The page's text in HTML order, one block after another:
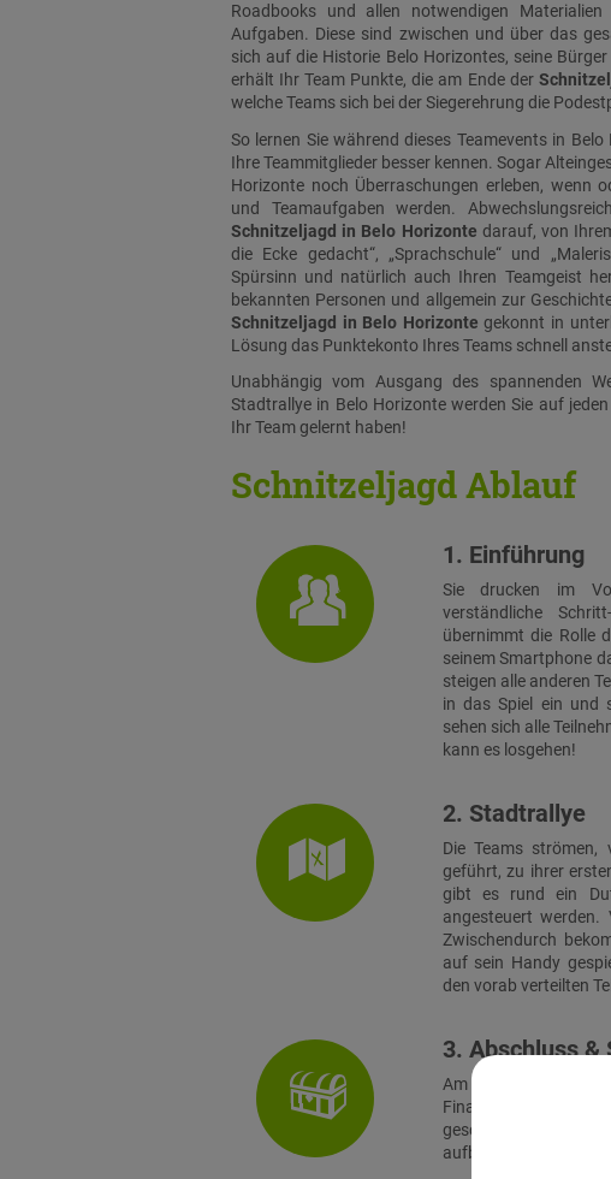
Roadbooks und allen notwendigen
Aufgaben. Diese sind zwischen und über das
sich auf die Historie Belo Horizontes, seine
erhält Ihr Team Punkte, die am Ende der
welche Teams sich bei der Siegerehrung die
So lernen Sie während dieses Teamevents in
Ihre Teammitglieder besser kennen. Sogar
Horizonte noch Überraschungen erleben, wenn
und Teamaufgaben werden.
Schnitzeljagd in Belo Horizonte darauf, von
die Ecke gedacht“, „Sprachschule“ und
Spürsinn und natürlich auch Ihren Teamgeist
bekannten Personen und allgemein zur
Schnitzeljagd in Belo Horizonte gekonnt in
Lösung das Punktekonto Ihres Teams schnell
Unabhängig vom Ausgang des spannenden
Stadtrallye in Belo Horizonte werden Sie auf
Ihr Team gelernt haben!
Schnitzeljagd Ablauf
1. Einführung
Sie drucken im
verständliche
übernimmt die Rolle
seinem Smartphone
steigen alle anderen
in das Spiel ein und
sehen sich alle
kann es losgehen!
2. Stadtrallye
Die Teams
geführt, zu ihrer
gibt es rund ein
angesteuert
Zwischendurch
auf sein Handy
den vorab verteilten
3. Abschluss &
Am Finalort treffen
Finale müssen die
geschickte
aufbauenden Rätsel